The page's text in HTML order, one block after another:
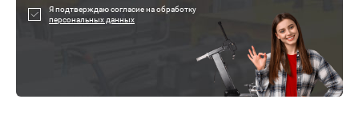
Я подтверждаю согласие на обработку
персональных данных